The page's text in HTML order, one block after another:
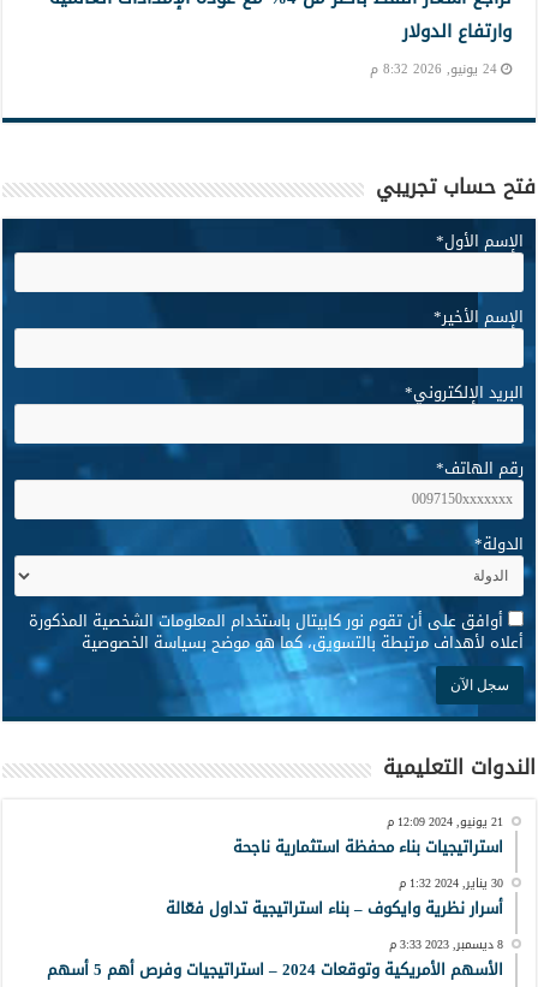
وارتفاع الدولار
24 يونيو, 2026 8:32 م
فتح حساب تجريبي
الإسم الأول*
الإسم الأخير*
البريد الإلكتروني*
رقم الهاتف*
الدولة*
* أوافق على أن تقوم نور كابيتال باستخدام المعلومات الشخصية المذكورة
أعلاه لأهداف مرتبطة بالتسويق، كما هو موضح بسياسة الخصوصية
الندوات التعليمية
21 يونيو, 2024 12:09 م
استراتيجيات بناء محفظة استثمارية ناجحة
30 يناير, 2024 1:32 م
أسرار نظرية وايكوف – بناء استراتيجية تداول فعّالة
8 ديسمبر, 2023 3:33 م
الأسهم الأمريكية وتوقعات 2024 – استراتيجيات وفرص أهم 5 أسهم